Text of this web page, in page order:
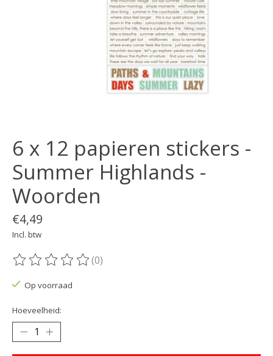
6 x 12 papieren stickers -
Summer Highlands -
Woorden
€4,49
Incl. btw
De beoordeling van dit product is
(0)
Op voorraad
Hoeveelheid: